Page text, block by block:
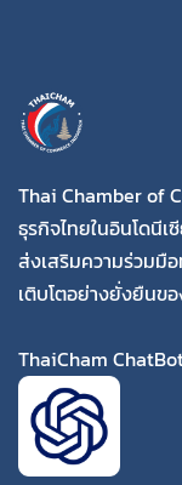
Thai Chamber of
ธุรกิจไทยในอินโดนี
ส่งเสริมความร่วมมื
เติบโตอย่างยั่งยืนข
ThaiCham